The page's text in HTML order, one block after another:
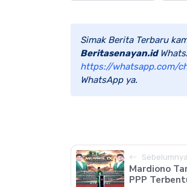
Simak Berita Terbaru
Beritasenayan.id
https://whatsapp.com/
WhatsApp ya.
Sebelumnya
Mardiono
PPP